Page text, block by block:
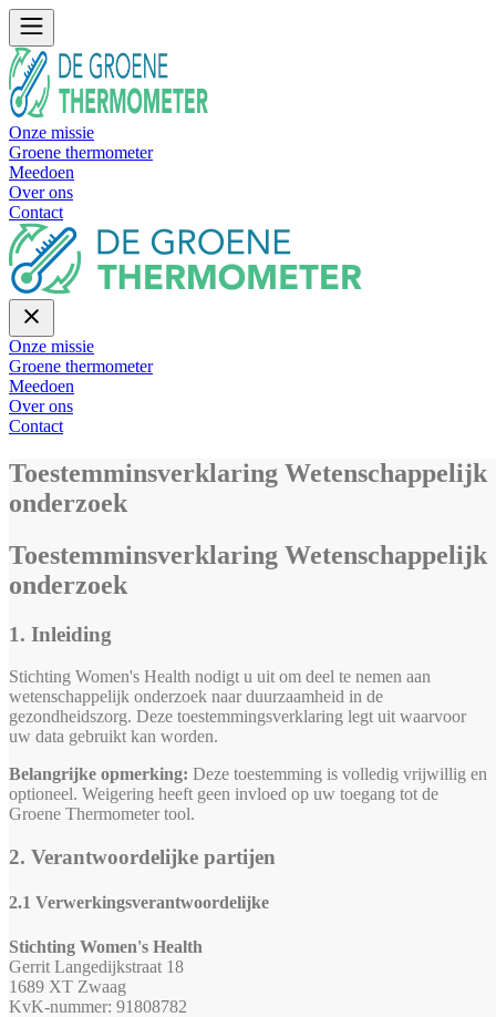
Onze missie
Groene thermometer
Meedoen
Over ons
Contact
Onze missie
Groene thermometer
Meedoen
Over ons
Contact
Toestemminsverklaring Wetenschappelijk
onderzoek
Toestemminsverklaring Wetenschappelijk
onderzoek
1. Inleiding
Stichting Women's Health nodigt u uit om deel te nemen aan
wetenschappelijk onderzoek naar duurzaamheid in de
gezondheidszorg. Deze toestemmingsverklaring legt uit waarvoor
uw data gebruikt kan worden.
Belangrijke opmerking: Deze toestemming is volledig vrijwillig en
optioneel. Weigering heeft geen invloed op uw toegang tot de
Groene Thermometer tool.
2. Verantwoordelijke partijen
2.1 Verwerkingsverantwoordelijke
Stichting Women's Health
Gerrit Langedijkstraat 18
1689 XT Zwaag
KvK-nummer: 91808782